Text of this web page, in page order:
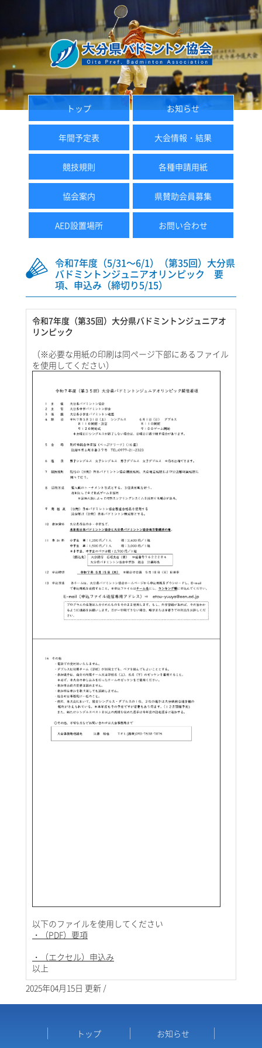
トップ お知らせ
年間予定表 大会情報・結果
競技規則 各種申請用紙
協会案内 県賛助会員募集
AED設置場所 お問い合わせ
令和7年度（5/31～6/1）（第35回）大分県
バドミントンジュニアオリンピック 要
項、申込み（締切り5/15）
令和7年度（第35回）大分県バドミントンジュニアオ
リンピック
（※必要な用紙の印刷は同ページ下部にあるファイル
を使用してください）
以下のファイルを使用してください
・（PDF）要項
・（エクセル）申込み
以上
2025年04月15日 更新 /
トップ お知らせ